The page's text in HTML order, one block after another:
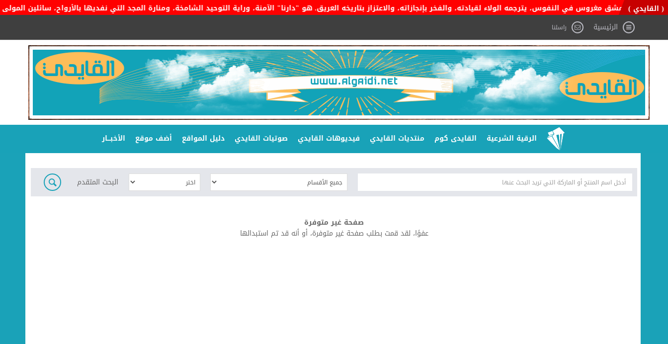
( القايدي )
هو عشق مغروس في النفوس، يترجمه الولاء لقيادته، والفخر بإنجازاته، والاعتزاز بتاريخه العريق. هو "دارنا" الآمنة، وراية التوحيد الشامخة، ومنارة المجد التي نفديها بالأرواح، سائلين المولى أن
الرئيسية
راسلنا
الرقية الشرعية القايدى كوم منتديات القايدي فيديوهات القايدي صوتيات القايدي دليل المواقع أضف موقع الأخبـــار
البحث المتقدم
صفحة غير متوفرة
عفوًا، لقد قمت بطلب صفحة غير متوفرة، أو أنه قد تم استبدالها